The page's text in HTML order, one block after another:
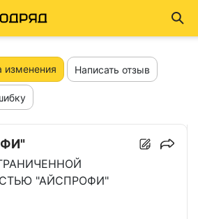
изменения Написать отзыв
"АЙСПРОФИ"